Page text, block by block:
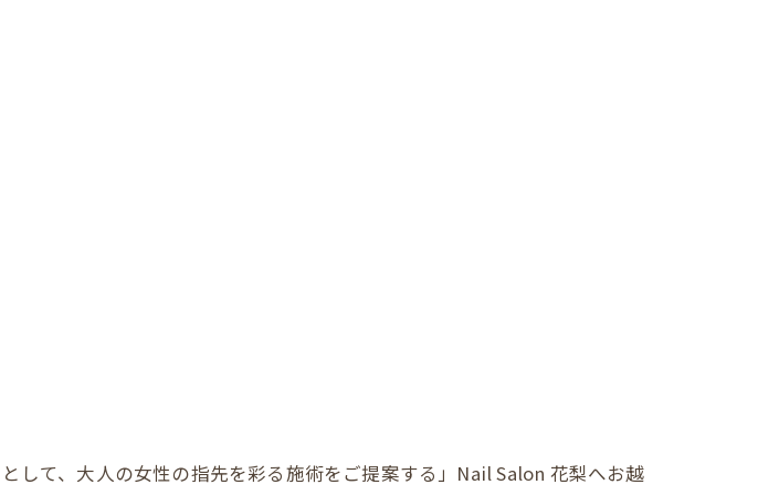
して、大人の女性の指先を彩る施術をご提案する」Nail Salon 花梨へお越